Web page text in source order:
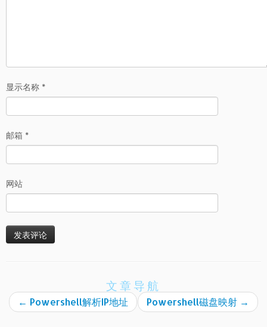
显示名称 *
邮箱 *
网站
文章导航
← Powershell解析IP地址 Powershell磁盘映射 →